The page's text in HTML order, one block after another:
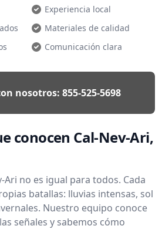
Experiencia local
Materiales de calidad
Comunicación clara
nosotros: 855-525-5698
conocen Cal-Nev-Ari,
Ari no es igual para todos. Cada
batallas: lluvias intensas, sol
Nuestro equipo conoce
señales y sabemos cómo